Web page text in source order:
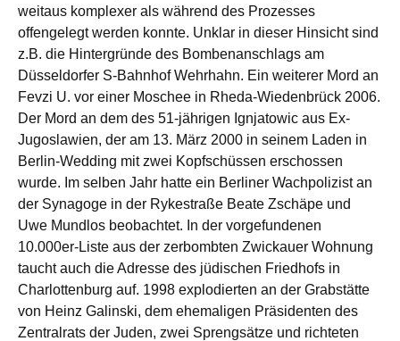
weitaus komplexer als während des Prozesses
offengelegt werden konnte. Unklar in dieser Hinsicht sind
z.B. die Hintergründe des Bombenanschlags am
Düsseldorfer S-Bahnhof Wehrhahn. Ein weiterer Mord an
Fevzi U. vor einer Moschee in Rheda-Wiedenbrück 2006.
Der Mord an dem des 51-jährigen Ignjatowic aus Ex-
Jugoslawien, der am 13. März 2000 in seinem Laden in
Berlin-Wedding mit zwei Kopfschüssen erschossen
wurde. Im selben Jahr hatte ein Berliner Wachpolizist an
der Synagoge in der Rykestraße Beate Zschäpe und
Uwe Mundlos beobachtet. In der vorgefundenen
10.000er-Liste aus der zerbombten Zwickauer Wohnung
taucht auch die Adresse des jüdischen Friedhofs in
Charlottenburg auf. 1998 explodierten an der Grabstätte
von Heinz Galinski, dem ehemaligen Präsidenten des
Zentralrats der Juden, zwei Sprengsätze und richteten